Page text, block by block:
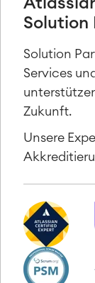
SOLUTIONS
SERVICES
Solution
Solution
Services
Zukunft.
Unsere